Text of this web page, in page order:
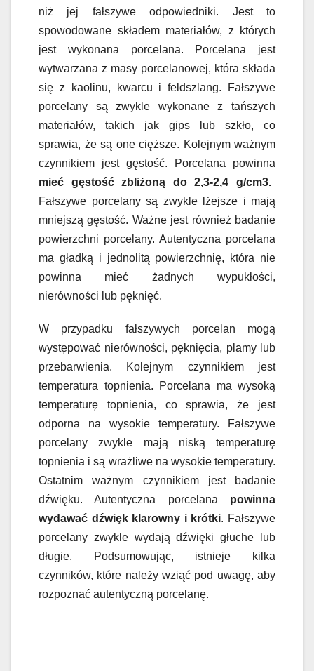
niż jej fałszywe odpowiedniki. Jest to
spowodowane składem materiałów, z których
jest wykonana porcelana. Porcelana jest
wytwarzana z masy porcelanowej, która składa
się z kaolinu, kwarcu i feldszlang. Fałszywe
porcelany są zwykle wykonane z tańszych
materiałów, takich jak gips lub szkło, co
sprawia, że są one cięższe. Kolejnym ważnym
czynnikiem jest gęstość. Porcelana powinna
mieć gęstość zbliżoną do 2,3-2,4 g/cm3.
Fałszywe porcelany są zwykle lżejsze i mają
mniejszą gęstość. Ważne jest również badanie
powierzchni porcelany. Autentyczna porcelana
ma gładką i jednolitą powierzchnię, która nie
powinna mieć żadnych wypukłości,
nierówności lub pęknięć.
W przypadku fałszywych porcelan mogą
występować nierówności, pęknięcia, plamy lub
przebarwienia. Kolejnym czynnikiem jest
temperatura topnienia. Porcelana ma wysoką
temperaturę topnienia, co sprawia, że jest
odporna na wysokie temperatury. Fałszywe
porcelany zwykle mają niską temperaturę
topnienia i są wrażliwe na wysokie temperatury.
Ostatnim ważnym czynnikiem jest badanie
dźwięku. Autentyczna porcelana powinna
wydawać dźwięk klarowny i krótki. Fałszywe
porcelany zwykle wydają dźwięki głuche lub
długie. Podsumowując, istnieje kilka
czynników, które należy wziąć pod uwagę, aby
rozpoznać autentyczną porcelanę.